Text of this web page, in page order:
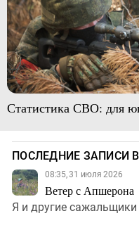
Статистика СВО: для
ПОСЛЕДНИЕ ЗАПИСИ
08:35, 31 июля 2026
Ветер с Апшерона
Я и другие сажальщики